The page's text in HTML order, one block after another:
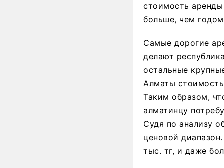
стоимость
больше, чем
Самые дорогие
делают
остальные
Алматы
Таким образом,
алматинцу
Судя по анализу
ценовой
тыс. тг, и даже